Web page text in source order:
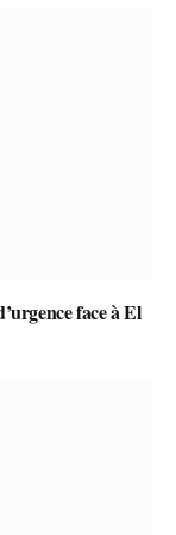
face à El